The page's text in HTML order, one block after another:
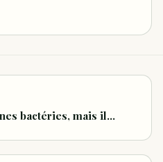
bactéries, mais il…